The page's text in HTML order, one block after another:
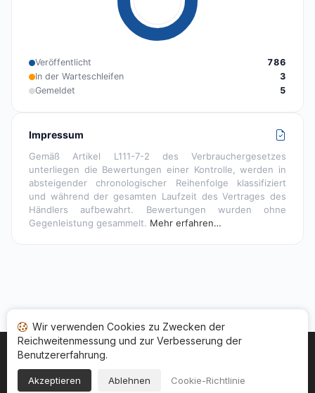
Veröffentlicht
786
In der Warteschleifen
3
Gemeldet
5
Impressum
Gemäß Artikel L111-7-2 des Verbrauchergesetzes
unterliegen die Bewertungen einer Kontrolle, werden in
absteigender chronologischer Reihenfolge klassifiziert
und während der gesamten Laufzeit des Vertrages des
Händlers aufbewahrt. Bewertungen wurden ohne
Gegenleistung gesammelt. Mehr erfahren…
Startseite Ihr Bewertungsstatus
Allgemeine Nutzungsbedingugen
Rechtshinweise
Wir verwenden Cookies zu Zwecken der
Reichweitenmessung und zur Verbesserung der
Benutzererfahrung.
Akzeptieren Ablehnen Cookie-Richtlinie